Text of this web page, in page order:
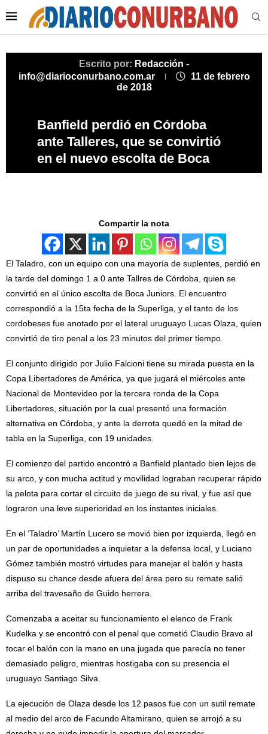
Escrito por: Redacción -
info@diarioconurbano.com.ar
11 de febrero
de 2018
Banfield perdió en Córdoba
ante Talleres, que se convirtió
en el nuevo escolta de Boca
Compartir la nota
El Taladro, con un equipo con una mayoría de suplentes, perdió en
la tarde del domingo 1 a 0 ante Tallres de Córdoba, quien se
convirtió en el único escolta de Boca Juniors. El encuentro
correspondió a la 15ta fecha de la Superliga, y el tanto de los
cordobeses fue anotado por el lateral uruguayo Lucas Olaza, quien
convirtió de tiro penal a los 23 minutos del primer tiempo.
El conjunto dirigido por Julio Falcioni tiene su mirada puesta en la
Copa Libertadores de América, ya que jugará el miércoles ante
Nacional de Montevideo por la tercera ronda de la Copa
Libertadores, situación por la cual presentó una formación
alternativa en Córdoba, y ante la derrota quedó en la mitad de
tabla en la Superliga, con 19 unidades.
El comienzo del partido encontró a Banfield plantado bien lejos de
su arco, y con mucha actitud y movilidad lograban recuperar rápido
la pelota para cortar el circuito de juego de su rival, y fue así que
lograron una leve superioridad en los instantes iniciales.
En el ‘Taladro’ Martín Lucero se movió bien por izquierda, llegó en
un par de oportunidades a inquietar a la defensa local, y Luciano
Gómez también mostró virtudes para manejar el balón y hasta
dispuso su chance desde afuera del área pero su remate salió
arriba del travesaño de Guido herrera.
Comenzaba a aceitar su funcionamiento el elenco de Frank
Kudelka y se encontró con el penal que cometió Claudio Bravo al
tocar el balón con la mano en una jugada que parecía no tener
demasiado peligro, mientras hostigaba con su presencia el
uruguayo Santiago Silva.
La ejecución de Olaza desde los 12 pasos fue con un sutil remate
al medio del arco de Facundo Altamirano, quien se arrojó a su